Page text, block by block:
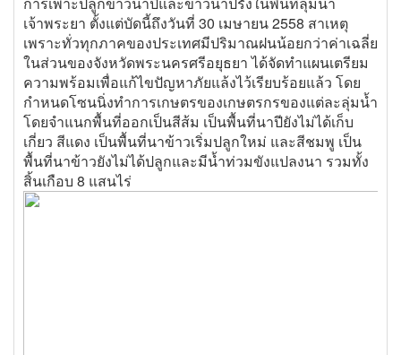
เจ้าพระยา ตั้งแต่บัดนี้ถึงวันที่ 30 เมษายน 2558 สาเหตุ
เพราะทั่วทุกภาคของประเทศมีปริมาณฝนน้อยกว่าค่าเฉลี่ย
ในส่วนของจังหวัดพระนครศรีอยุธยา ได้จัดทำแผนเตรียม
ความพร้อมเพื่อแก้ไขปัญหาภัยแล้งไว้เรียบร้อยแล้ว โดย
กำหนดโซนนิ่งทำการเกษตรของเกษตรกรของแต่ละลุ่มน้ำ
โดยจำแนกพื้นที่ออกเป็นสีส้ม เป็นพื้นที่นาปียังไม่ได้เก็บ
เกี่ยว สีแดง เป็นพื้นที่นาข้าวเริ่มปลูกใหม่ และสีชมพู เป็น
พื้นที่นาข้าวยังไม่ได้ปลูกและมีน้ำท่วมขังแปลงนา รวมทั้ง
สิ้นเกือบ 8 แสนไร่